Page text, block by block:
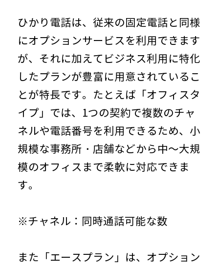
ひかり電話は、従来の固定電話と同様
にオプションサービスを利用できます
が、それに加えてビジネス利用に特化
したプランが豊富に用意されているこ
とが特長です。たとえば「オフィスタ
イプ」では、1つの契約で複数のチャ
ネルや電話番号を利用できるため、小
規模な事務所・店舗などから中～大規
模のオフィスまで柔軟に対応できま
す。
※チャネル：同時通話可能な数
また「エースプラン」は、オプション